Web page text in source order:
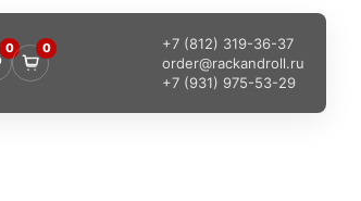
0 0
+7 (812) 319-36-37
order@rackandroll.ru
+7 (931) 975-53-29